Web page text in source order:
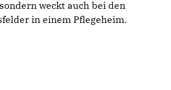
weckt auch bei den
in einem Pflegeheim.